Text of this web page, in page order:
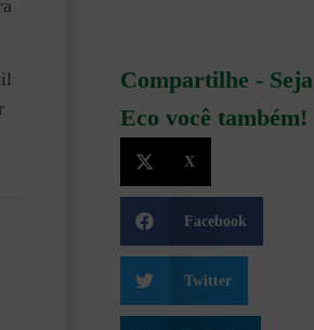
Compartilhe - Seja
Eco você também!
X
Facebook
Twitter